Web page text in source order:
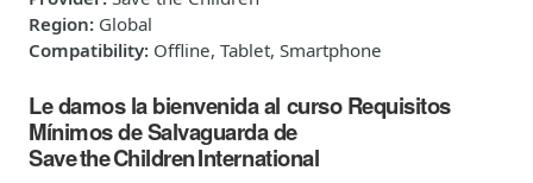
Region: Global
Compatibility: Offline, Tablet, Smartphone
Le damos la bienvenida al curso Requisitos
Mínimos de Salvaguarda de
SavetheChildrenInternational